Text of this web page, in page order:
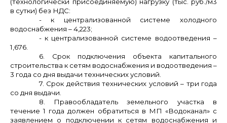
(технологически присоединяемую) нагрузку (тыс. руб./м3
в сутки) без НДС:
- к централизованной системе холодного
водоснабжения – 4,223;
- к централизованной системе водоотведения –
1,676.
6. Срок подключения объекта капитального
строительства к сетям водоснабжения и водоотведения –
3 года со дня выдачи технических условий.
7. Срок действия технических условий – три года
со дня выдачи.
8. Правообладатель земельного участка в
течение 1 года должен обратиться в МП «Водоканал» с
заявлением о подключении к сетям водоснабжения и